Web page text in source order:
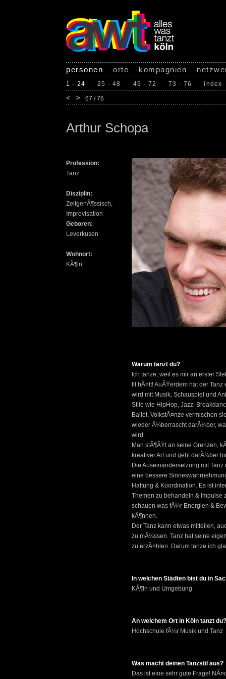
personen orte kompagnien
1 - 24 25 - 48 49 - 72 73 - 76 index
< > 67 / 76
Arthur Schopa
Profession:
Tanz
Disziplin:
ZeitgenÃ¶ssisch,
Improvisation
Geboren:
Leverkusen
Wohnort:
KÃ¶ln
Warum tanzt du?
Ich tanze, weil es mir an erster
fit hÃ¤lt! AuÃŸerdem hat der
wird mit Musik, Schauspiel und
Stile wie HipHop, Jazz,
Ballet, VolkstÃ¤nze vermischen
wieder Ã¼berrascht darÃ¼ber,
wird.
Man stÃ¶ÃŸt an seine Grenzen,
kreativer Art und geht darÃ¼ber
Die Auseinandersetzung mit
eine bessere
Haltung & Koordination. Es ist
Themen zu behandeln & Impulse
schauen was fÃ¼r Energien &
kÃ¶nnen.
Der Tanz kann etwas mitteilen,
zu mÃ¼ssen. Tanz hat seine
zu erzÃ¤hlen. Darum tanze ich
In welchen Städten bist du in
KÃ¶ln und Umgebung
An welchem Ort in Köln tanzt du?
Hochschule fÃ¼r Musik und Tanz
Was macht deinen Tanzstil aus?
Das ist eine sehr gute Frage!